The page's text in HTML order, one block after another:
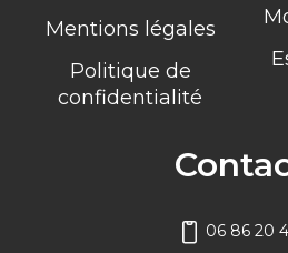
Mentions légales
Politique de
confidentialité
06 86 20